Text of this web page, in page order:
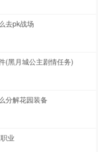
去pk战场
(黑月城公主剧情任务)
分解花园装备
业